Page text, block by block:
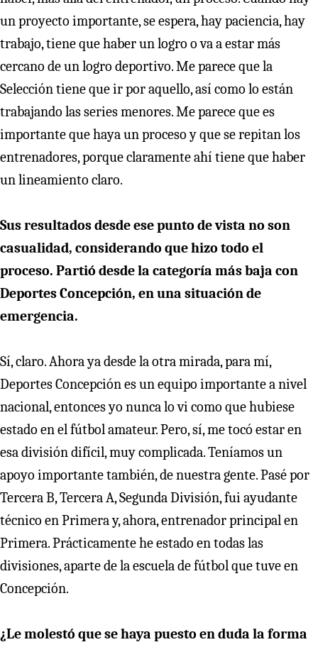
un proyecto importante, se espera, hay paciencia, hay
trabajo, tiene que haber un logro o va a estar más
cercano de un logro deportivo. Me parece que la
Selección tiene que ir por aquello, así como lo están
trabajando las series menores. Me parece que es
importante que haya un proceso y que se repitan los
entrenadores, porque claramente ahí tiene que haber
un lineamiento claro.
Sus resultados desde ese punto de vista no son
casualidad, considerando que hizo todo el
proceso. Partió desde la categoría más baja con
Deportes Concepción, en una situación de
emergencia.
Sí, claro. Ahora ya desde la otra mirada, para mí,
Deportes Concepción es un equipo importante a nivel
nacional, entonces yo nunca lo vi como que hubiese
estado en el fútbol amateur. Pero, sí, me tocó estar en
esa división difícil, muy complicada. Teníamos un
apoyo importante también, de nuestra gente. Pasé por
Tercera B, Tercera A, Segunda División, fui ayudante
técnico en Primera y, ahora, entrenador principal en
Primera. Prácticamente he estado en todas las
divisiones, aparte de la escuela de fútbol que tuve en
Concepción.
¿Le molestó que se haya puesto en duda la forma